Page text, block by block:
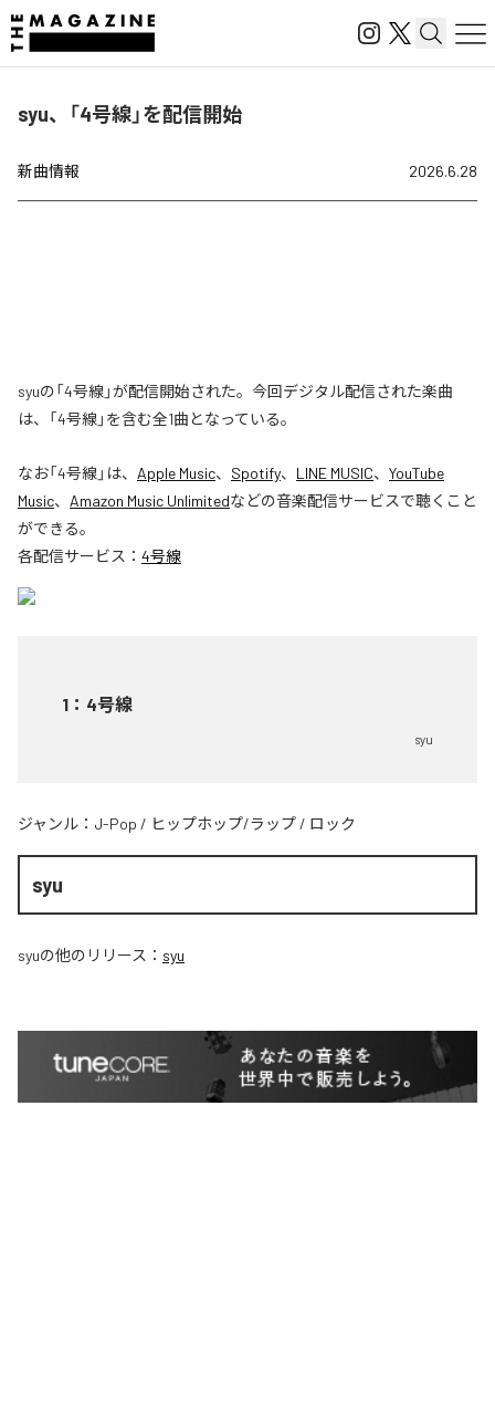
syu、「4号線」を配信開始
新曲情報 2026.6.28
syuの「4号線」が配信開始された。今回デジタル配信された楽曲
は、「4号線」を含む全1曲となっている。
なお「4号線」は、 Apple Music、 Spotify、 LINE MUSIC、 YouTube
Music、 Amazon Music Unlimitedなどの音楽配信サービスで聴くこと
ができる。
各配信サービス： 4号線
1 ： 4号線
syu
ジャンル： J-Pop / ヒップホップ/ラップ / ロック
syu
syuの他のリリース： syu